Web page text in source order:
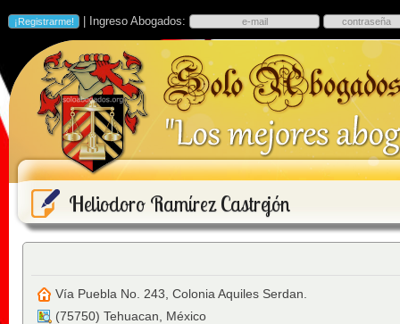
| Ingreso Abogados:
Heliodoro Ramírez Castrejón
Vía Puebla No. 243, Colonia Aquiles Serdan.
(75750) Tehuacan
México